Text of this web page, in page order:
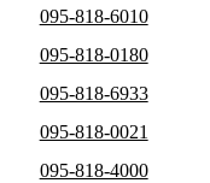
095-818-6010
095-818-0180
095-818-6933
095-818-0021
095-818-4000